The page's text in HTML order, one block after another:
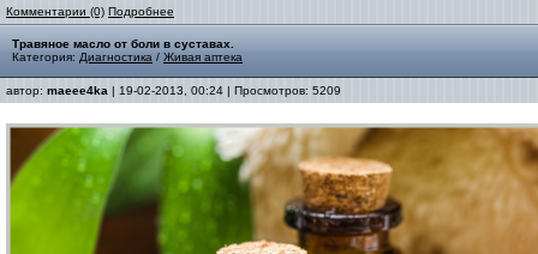
Комментарии (0) Подробнее
Травяное масло от боли в суставах.
Категория: Диагностика / Живая аптека
автор: maeee4ka | 19-02-2013, 00:24 | Просмотров: 5209